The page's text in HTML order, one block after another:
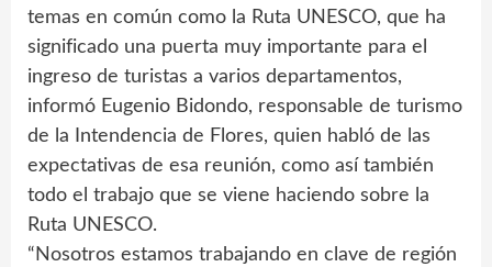
temas en común como la Ruta UNESCO, que ha
significado una puerta muy importante para el
ingreso de turistas a varios departamentos,
informó Eugenio Bidondo, responsable de turismo
de la Intendencia de Flores, quien habló de las
expectativas de esa reunión, como así también
todo el trabajo que se viene haciendo sobre la
Ruta UNESCO.
“Nosotros estamos trabajando en clave de región